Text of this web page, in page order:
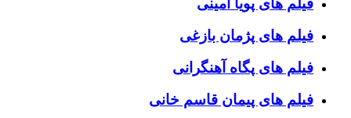
فیلم های پویا امینی
فیلم های پژمان بازغی
فیلم های پگاه آهنگرانی
فیلم های پیمان قاسم خانی